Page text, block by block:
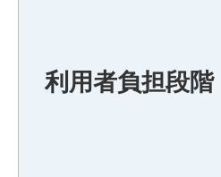
利用者負担段階